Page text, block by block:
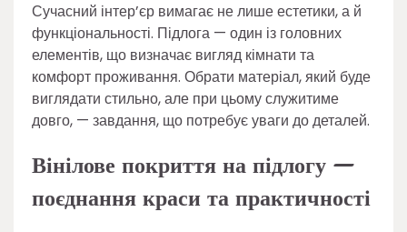
Сучасний інтер’єр вимагає не лише естетики, а й
функціональності. Підлога — один із головних
елементів, що визначає вигляд кімнати та
комфорт проживання. Обрати матеріал, який буде
виглядати стильно, але при цьому служитиме
довго, — завдання, що потребує уваги до деталей.
Вінілове покриття на підлогу —
поєднання краси та практичності